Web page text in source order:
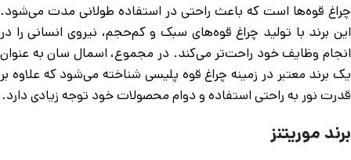
چراغ قوه‌ها است که باعث راحتی در استفاده طولانی مدت می‌شود.
این برند با تولید چراغ قوه‌های سبک و کم‌حجم، نیروی انسانی را در
انجام وظایف خود راحت‌تر می‌کند. در مجموع، اسمال سان به عنوان
یک برند معتبر در زمینه چراغ قوه پلیسی شناخته می‌شود که علاوه بر
قدرت نور به راحتی استفاده و دوام محصولات خود توجه زیادی دارد.
برند موریتنز